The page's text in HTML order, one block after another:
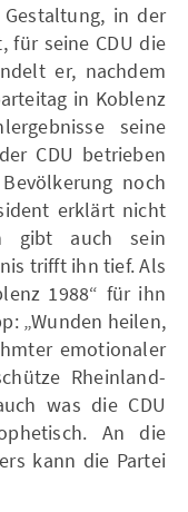
in der
für seine CDU die
er, nachdem
in Koblenz
seine
CDU betrieben
noch
erklärt nicht
gibt auch sein
trifft ihn tief. Als
1988“ für ihn
„Wunden heilen,
emotionaler
Rheinland-
was die CDU
An die
kann die Partei